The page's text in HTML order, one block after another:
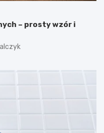
– prosty wzór i